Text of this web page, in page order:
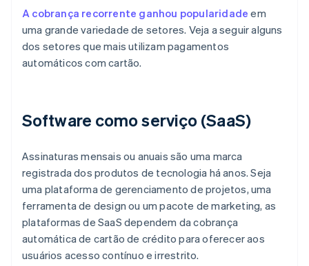
A cobrança recorrente ganhou popularidade em
uma grande variedade de setores. Veja a seguir alguns
dos setores que mais utilizam pagamentos
automáticos com cartão.
Software como serviço (SaaS)
Assinaturas mensais ou anuais são uma marca
registrada dos produtos de tecnologia há anos. Seja
uma plataforma de gerenciamento de projetos, uma
ferramenta de design ou um pacote de marketing, as
plataformas de SaaS dependem da cobrança
automática de cartão de crédito para oferecer aos
usuários acesso contínuo e irrestrito.